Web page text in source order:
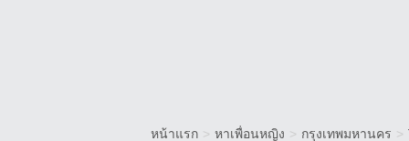
หน้าแรก > หาเพื่อนหญิง > กรุงเทพมหานคร >